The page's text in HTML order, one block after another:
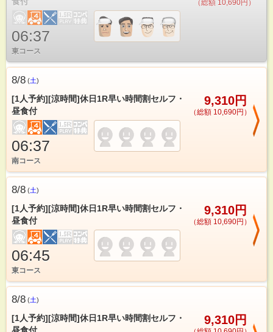
（総額 10,690円）
06:37
東コース
8/8 (土)
[1人予約][涼時間]休日1R早い時間割セルフ・
昼食付
9,310円
（総額 10,690円）
06:37
南コース
8/8 (土)
[1人予約][涼時間]休日1R早い時間割セルフ・
昼食付
9,310円
（総額 10,690円）
06:45
東コース
8/8 (土)
[1人予約][涼時間]休日1R早い時間割セルフ・
9,310円